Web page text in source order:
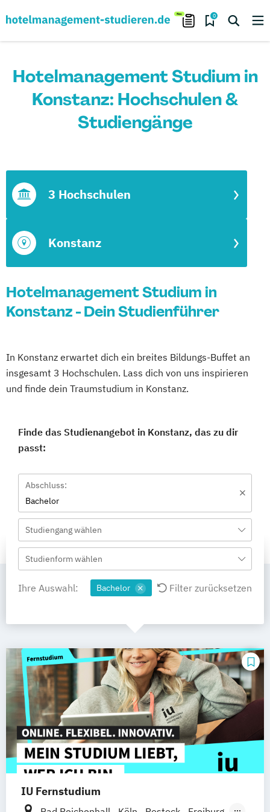
0
Hotelmanagement Studium in
Konstanz: Hochschulen &
Studiengänge
Konstanz
3 Hochschulen
Hotelmanagement Studium in
Konstanz - Dein Studienführer
In Konstanz erwartet dich ein breites Bildungs-Buffet an
insgesamt 3 Hochschulen. Lass dich von uns inspirieren
und finde dein Traumstudium in Konstanz.
Finde das Studienangebot in Konstanz, das zu dir
passt:
Abschluss:
Bachelor
Studiengang wählen
Studienform wählen
Ihre Auswahl: Bachelor Filter zurücksetzen
IU Fernstudium